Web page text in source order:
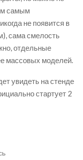
самым
не появится в
сама смелость
отдельные
массовых моделей.
увидеть на стенде
стартует 2